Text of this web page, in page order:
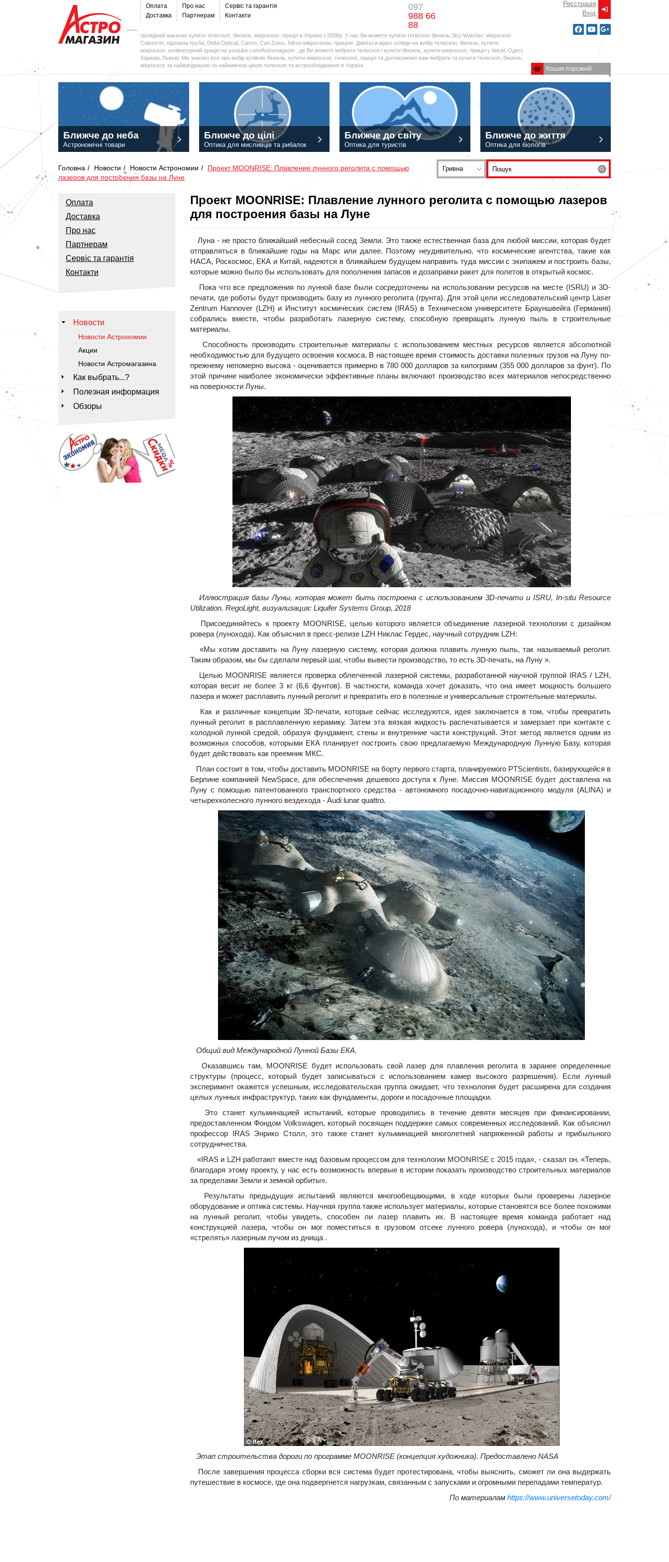
Оплата
Доставка
Про нас
Партнерам
Сервіс та гарантія
Контакти
097
988 66
88
провідний магазин купити телескоп, бінокль, мікроскоп, приціл в Україні з 2006р. У нас Ви можете купити телескоп бінокль Sky-Watcher, мікроскоп
Celestron, підзорна труба, Delta Optical, Canon, Carl Zeiss, Nikon мікроскопи, приціли. Дивіться відео огляди на вибір телескоп, бінокль, купити
мікроскоп, коліматорний приціл на youtube.com/Astromagazin , де Ви можете вибрати телескоп і купити бінокль, купити мікроскоп, приціл у Києві, Одесі,
Харкові, Львові. Ми знаємо все про вибір купівлю бінокль, купити мікроскоп, телескоп, приціл та допоможемо вам вибрати та купити телескоп, бінокль,
мікроскоп за найвигіднішою та найнижчою ціною телескоп та астрообладнання в Україні.
Реєстрація
Вxід
Кошик порожній
Ближче до неба
Астрономічні товари
Ближче до цілі
Оптика для мисливців та рибалок
Ближче до світу
Оптика для туристів
Ближче до життя
Оптика для біологів
Головна / Новости / Новости Астрономии /
Проект MOONRISE: Плавление лунного реголита с помощью
лазеров для построения базы на Луне
Гривна
Оплата
Доставка
Про нас
Партнерам
Сервіс та гарантія
Контакти
Новости
Новости Астрономии
Акции
Новости Астромагазина
Как выбрать...?
Полезная информация
Обзоры
Проект MOONRISE: Плавление лунного реголита с помощью лазеров
для построения базы на Луне
Луна - не просто ближайший небесный сосед Земли. Это также естественная база для любой миссии, которая будет
отправляться в ближайшие годы на Марс или далее. Поэтому неудивительно, что космические агентства, такие как
НАСА, Роскосмос, ЕКА и Китай, надеются в ближайшем будущем направить туда миссии с экипажем и построить базы,
которые можно было бы использовать для пополнения запасов и дозаправки ракет для полетов в открытый космос.
Пока что все предложения по лунной базе были сосредоточены на использовании ресурсов на месте (ISRU) и 3D-
печати, где роботы будут производить базу из лунного реголита (грунта). Для этой цели исследовательский центр Laser
Zentrum Hannover (LZH) и Институт космических систем (IRAS) в Техническом университете Брауншвейга (Германия)
собрались вместе, чтобы разработать лазерную систему, способную превращать лунную пыль в строительные
материалы.
Способность производить строительные материалы с использованием местных ресурсов является абсолютной
необходимостью для будущего освоения космоса. В настоящее время стоимость доставки полезных грузов на Луну по-
прежнему непомерно высока - оценивается примерно в 780 000 долларов за килограмм (355 000 долларов за фунт). По
этой причине наиболее экономически эффективные планы включают производство всех материалов непосредственно
на поверхности Луны.
Иллюстрация базы Луны, которая может быть построена с использованием 3D-печати и ISRU, In-situ Resource
Utilization. RegoLight, визуализация: Liquifer Systems Group, 2018
Присоединяйтесь к проекту MOONRISE, целью которого является объединение лазерной технологии с дизайном
ровера (лунохода). Как объяснил в пресс-релизе LZH Никлас Гердес, научный сотрудник LZH:
«Мы хотим доставить на Луну лазерную систему, которая должна плавить лунную пыль, так называемый реголит.
Таким образом, мы бы сделали первый шаг, чтобы вывести производство, то есть 3D-печать, на Луну ».
Целью MOONRISE является проверка облегченной лазерной системы, разработанной научной группой IRAS / LZH,
которая весит не более 3 кг (6,6 фунтов). В частности, команда хочет доказать, что она имеет мощность большего
лазера и может расплавить лунный реголит и превратить его в полезные и универсальные строительные материалы.
Как и различные концепции 3D-печати, которые сейчас исследуются, идея заключается в том, чтобы превратить
лунный реголит в расплавленную керамику. Затем эта вязкая жидкость распечатывается и замерзает при контакте с
холодной лунной средой, образуя фундамент, стены и внутренние части конструкций. Этот метод является одним из
возможных способов, которыми ЕКА планирует построить свою предлагаемую Международную Лунную Базу, которая
будет действовать как преемник МКС.
План состоит в том, чтобы доставить MOONRISE на борту первого старта, планируемого PTScientists, базирующейся в
Берлине компанией NewSpace, для обеспечения дешевого доступа к Луне. Миссия MOONRISE будет доставлена на
Луну с помощью патентованного транспортного средства - автономного посадочно-навигационного модуля (ALINA) и
четырехколесного лунного вездехода - Audi lunar quattro.
Общий вид Международной Лунной Базы ЕКА.
Оказавшись там, MOONRISE будет использовать свой лазер для плавления реголита в заранее определенные
структуры (процесс, который будет записываться с использованием камер высокого разрешения). Если лунный
эксперимент окажется успешным, исследовательская группа ожидает, что технология будет расширена для создания
целых лунных инфраструктур, таких как фундаменты, дороги и посадочные площадки.
Это станет кульминацией испытаний, которые проводились в течение девяти месяцев при финансировании,
предоставленном Фондом Volkswagen, который посвящен поддержке самых современных исследований. Как объяснил
профессор IRAS Энрико Столл, это также станет кульминацией многолетней напряженной работы и прибыльного
сотрудничества.
«IRAS и LZH работают вместе над базовым процессом для технологии MOONRISE с 2015 года», - сказал он. «Теперь,
благодаря этому проекту, у нас есть возможность впервые в истории показать производство строительных материалов
за пределами Земли и земной орбиты».
Результаты предыдущих испытаний являются многообещающими, в ходе которых были проверены лазерное
оборудование и оптика системы. Научная группа также использует материалы, которые становятся все более похожими
на лунный реголит, чтобы увидеть, способен ли лазер плавить их. В настоящее время команда работает над
конструкцией лазера, чтобы он мог поместиться в грузовом отсеке лунного ровера (лунохода), и чтобы он мог
«стрелять» лазерным лучом из днища .
Этап строительства дороги по программе MOONRISE (концепция художника). Предоставлено NASA
После завершения процесса сборки вся система будет протестирована, чтобы выяснить, сможет ли она выдержать
путешествие в космосе, где она подвергнется нагрузкам, связанным с запусками и огромными перепадами температур.
По материалам https://www.universetoday.com/